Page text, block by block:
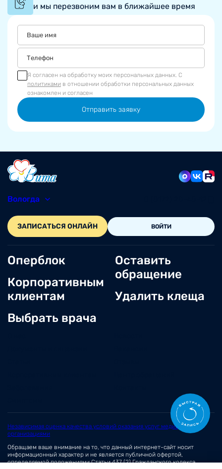
и мы перезвоним вам в ближайшее время
Я согласен на обработку моих персональных данных. С
политиками в отношении обработки персональных данных
ознакомлен и согласен
Отправить заявку
Вологда
ЗАПИСАТЬСЯ ОНЛАЙН ВОЙТИ
Оперблок
Корпоративным
клиентам
Выбрать врача
Оставить
обращение
Удалить клеща
Независимая оценка качества условий оказания услуг медицинскими
организациями
Обращаем ваше внимание на то, что данный интернет-сайт носит
информационный характер и не является публичной офертой,
определяемой положениямиСтатьи 437 (2)Гражданского кодекса